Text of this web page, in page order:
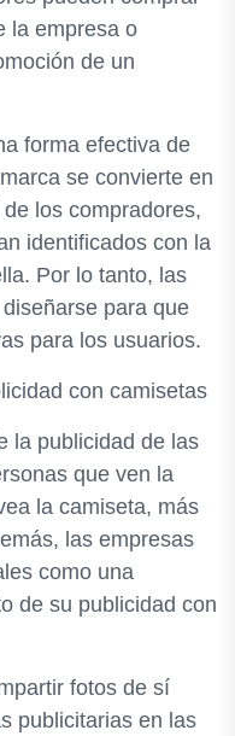
la empresa o
de un
forma efectiva de
se convierte en
los compradores,
identificados con la
Por lo tanto, las
para que
para los usuarios.
con camisetas
la publicidad de las
que ven la
la camiseta, más
las empresas
como una
de su publicidad con
fotos de sí
publicitarias en las